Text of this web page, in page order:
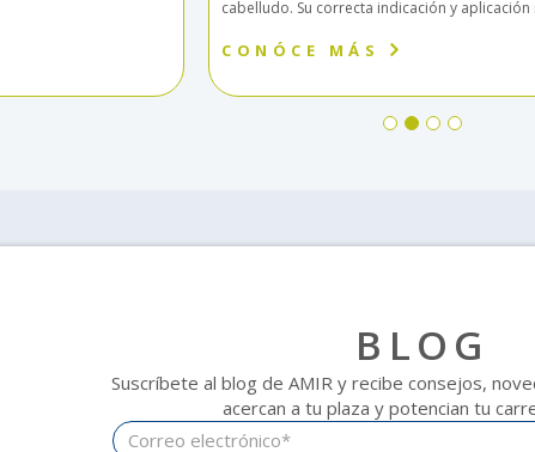
cabelludo. Su correcta indicación y aplicación
CONÓCE MÁS
BLOG
Suscríbete al blog de AMIR y recibe consejos,
acercan a tu plaza y potencian tu